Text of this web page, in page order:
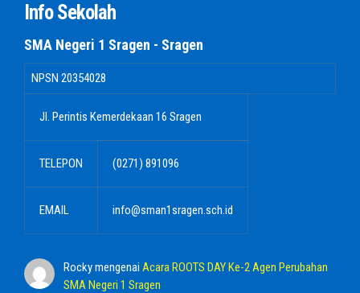
Info Sekolah
SMA Negeri 1 Sragen - Sragen
NPSN 20354028
Jl. Perintis Kemerdekaan 16 Sragen
TELEPON (0271) 891096
EMAIL info@sman1sragen.sch.id
Rockymengenai Acara ROOTS DAY Ke-2 Agen Perubahan
SMA Negeri 1 Sragen